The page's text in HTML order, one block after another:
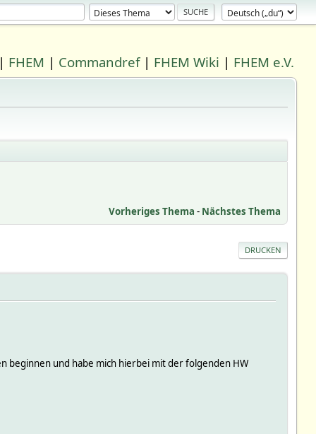
| FHEM | Commandref| FHEM Wiki | FHEM e.V.
Vorheriges Thema - Nächstes Thema
DRUCKEN
beginnen und habe mich hierbei mit der folgenden HW